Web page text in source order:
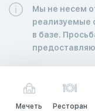
Мы не несем
реализуемые
в базе.
Мечеть Ресторан